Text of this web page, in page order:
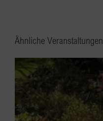
Ähnliche Veranstaltungen